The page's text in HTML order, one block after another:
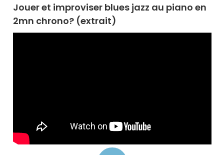
Jouer et improviser blues jazz au piano en
2mn chrono? (extrait)